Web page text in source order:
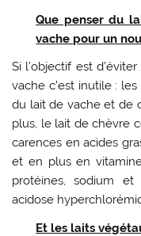
Que penser du
vache pour un
Si l’objectif est
vache c’est inutile :
du lait de vache et de
plus, le lait de chèvre
carences en acides
et en plus en
protéines, sodium
acidose
Et les laits